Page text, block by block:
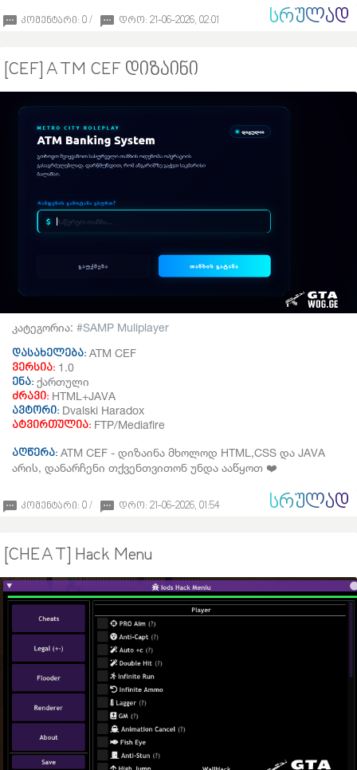
კომენტარი: 0 / დრო: 21-06-2026, 02:01 ᲡᲠᲣᲚᲐᲓ
[CEF] ATM CEF დიზაინი
კატეგორია:
SAMP Muliplayer
დასახელება: ATM CEF
ვერსია: 1.0
ენა: ქართული
ძრავი: HTML+JAVA
ავტორი: Dvalski Haradox
ატვირთულია: FTP/Mediafire
აღწერა: ATM CEF - დიზაინა მხოლოდ HTML,CSS და JAVA
არის, დანარჩენი თქვენთვითონ უნდა ააწყოთ ❤️
კომენტარი: 0 / დრო: 21-06-2026, 01:54 ᲡᲠᲣᲚᲐᲓ
[CHEAT] Hack Menu